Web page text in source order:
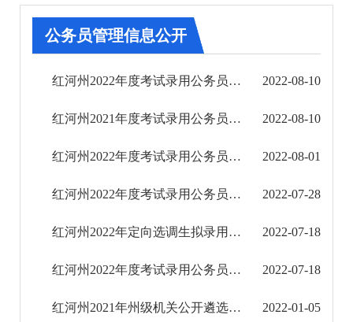
审批改革
住房保障信息公开
审计结果公告
公共资源交易信息公开
应急管理信息公开
环境保护信息公开
减税降费信息公开
公务员管理信息公开
红河州2022年度考试录用公务员拟录用人员公示 2022-08-10
红河州2021年度考试录用公务员拟录用人员公示 2022-08-10
红河州2022年度考试录用公务员面试成绩和综合成绩排名公示 2022-08-01
红河州2022年度考试录用公务员面试及后续工作公告 2022-07-28
红河州2022年定向选调生拟录用人员公示 2022-07-18
红河州2022年度考试录用公务员体能测评及资格复审工作公告 2022-07-18
红河州2021年州级机关公开遴选公务员拟遴选人员公示 2022-01-05